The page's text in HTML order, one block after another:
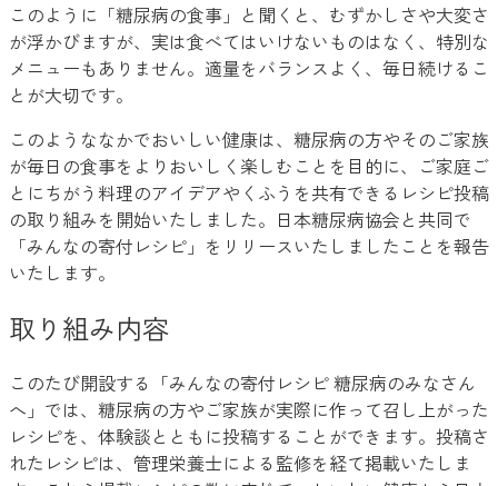
このように「糖尿病の食事」と聞くと、むずかしさや大変さ
が浮かびますが、実は食べてはいけないものはなく、特別な
メニューもありません。適量をバランスよく、毎日続けるこ
とが大切です。
このようななかでおいしい健康は、糖尿病の方やそのご家族
が毎日の食事をよりおいしく楽しむことを目的に、ご家庭ご
とにちがう料理のアイデアやくふうを共有できるレシピ投稿
の取り組みを開始いたしました。日本糖尿病協会と共同で
「みんなの寄付レシピ」をリリースいたしましたことを報告
いたします。
取り組み内容
このたび開設する「みんなの寄付レシピ 糖尿病のみなさん
へ」では、糖尿病の方やご家族が実際に作って召し上がった
レシピを、体験談とともに投稿することができます。投稿さ
れたレシピは、管理栄養士による監修を経て掲載いたしま